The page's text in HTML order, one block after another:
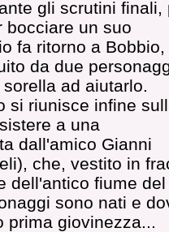
gli scrutini finali,
bocciare un suo
fa ritorno a Bobbio,
da due
ad aiutarlo.
si riunisce infine
a una
dall'amico Gianni
che, vestito in
dell'antico fiume del
sono nati e
prima giovinezza...